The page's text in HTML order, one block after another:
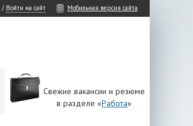
/ Войти на сайт Мобильная версия сайта
Свежие вакансии и резюме
в разделе «Работа»